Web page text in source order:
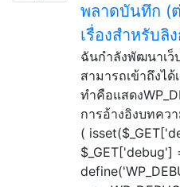
พลาดบันทึก (
เรื่องสำหรับลิ
ฉันกำลังพัฒนาเว็
สามารถเข้าถึงไ
ทำคือแสดง
การอ้างอิงบทคว
(
$_GET['debug']